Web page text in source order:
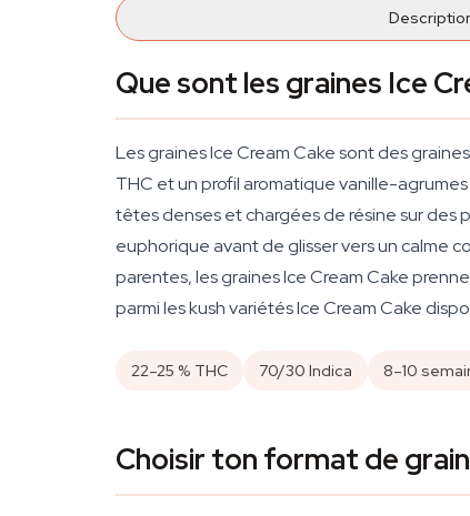
Que sont les graines Ice
Les graines Ice Cream Cake sont des
THC et un profil aromatique vanille-
têtes denses et chargées de résine sur des
euphorique avant de glisser vers un calme
parentes, les graines Ice Cream Cake
parmi les kush variétés Ice Cream Cake
22–25 % THC 70/30 Indica 8–10
Choisir ton format de